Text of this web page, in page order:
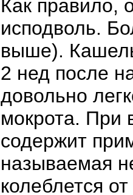
Как правило,
исподволь.
выше).
2 нед после
довольно
мокрота. При
содержит
называемая
колеблется